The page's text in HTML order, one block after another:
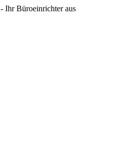
- Ihr Büroeinrichter aus